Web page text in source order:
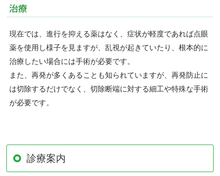
治療
現在では、進行を抑える薬はなく、症状が軽度であれば点眼
薬を使用し様子を見ますが、乱視が起きていたり、根本的に
治療したい場合には手術が必要です。
また、再発が多くあることも知られていますが、再発防止に
は切除するだけでなく、切除断端に対する細工や特殊な手術
が必要です。
診療案内